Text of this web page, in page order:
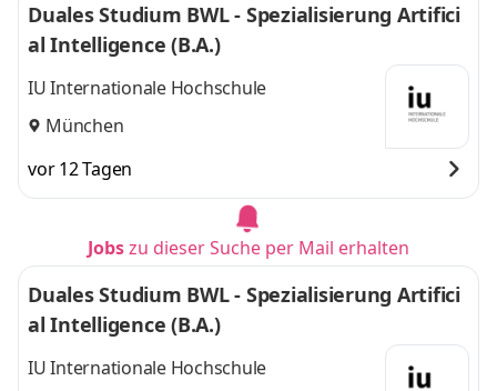
Duales Studium BWL - Spezialisierung Artifici
al Intelligence (B.A.)
IU Internationale Hochschule
München
vor 12 Tagen
Jobszu dieser Suche per Mail erhalten
Duales Studium BWL - Spezialisierung Artifici
al Intelligence (B.A.)
IU Internationale Hochschule